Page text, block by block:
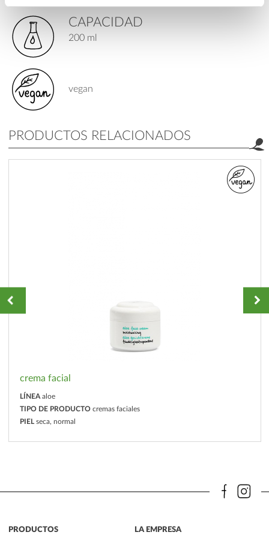
CAPACIDAD
200 ml
vegan
PRODUCTOS RELACIONADOS
crema facial
LÍNEA aloe
TIPO DE PRODUCTO cremas faciales
PIEL seca, normal
PRODUCTOS LA EMPRESA